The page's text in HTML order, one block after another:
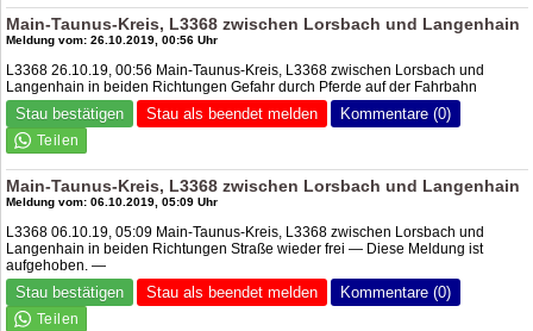
Main-Taunus-Kreis, L3368 zwischen Lorsbach und Langenhain
Meldung vom: 26.10.2019, 00:56 Uhr
L3368 26.10.19, 00:56 Main-Taunus-Kreis, L3368 zwischen Lorsbach und
Langenhain in beiden Richtungen Gefahr durch Pferde auf der Fahrbahn
Stau bestätigen Stau als beendet melden Kommentare (0)
Main-Taunus-Kreis, L3368 zwischen Lorsbach und Langenhain
Meldung vom: 06.10.2019, 05:09 Uhr
L3368 06.10.19, 05:09 Main-Taunus-Kreis, L3368 zwischen Lorsbach und
Langenhain in beiden Richtungen Straße wieder frei — Diese Meldung ist
aufgehoben. —
Stau bestätigen Stau als beendet melden Kommentare (0)